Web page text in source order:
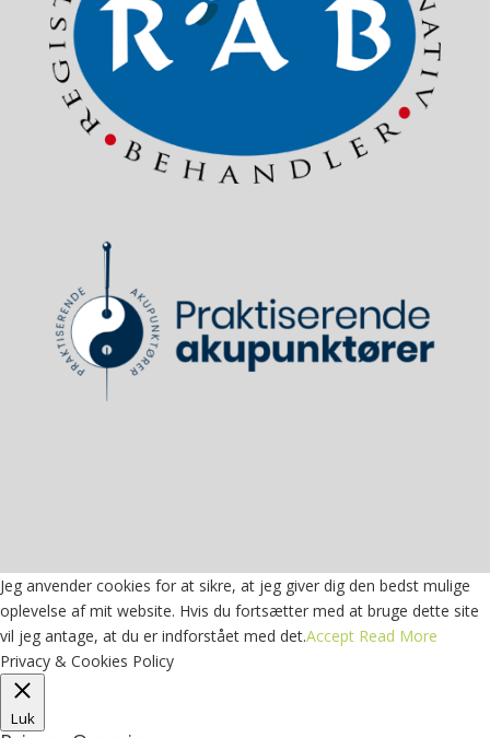
Jeg anvender cookies for at sikre, at jeg giver dig den bedst mulige
oplevelse af mit website. Hvis du fortsætter med at bruge dette site
vil jeg antage, at du er indforstået med det.Accept Read More
Privacy & Cookies Policy
Luk